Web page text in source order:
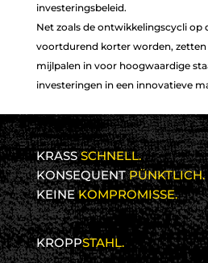
investeringsbeleid.
Net zoals de ontwikkelingscycli op
voortdurend korter worden,
mijlpalen in voor hoogwaardige
investeringen in een innovatieve
KRASSSCHNELL.
KONSEQUENTPÜNKTLICH.
KEINEKOMPROMISSE.
KROPPSTAHL.